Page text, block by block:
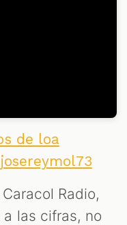
de loa
josereymol73
Radio,
las cifras, no